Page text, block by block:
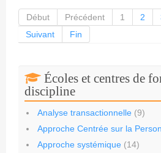
Début Précédent 1 2
Suivant
Fin
Écoles et centres de
discipline
Analyse transactionnelle (9)
Approche Centrée sur la
Approche systémique (14)